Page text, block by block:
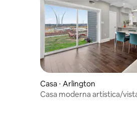
Casa ⋅ Arlington
Casa moderna artística/